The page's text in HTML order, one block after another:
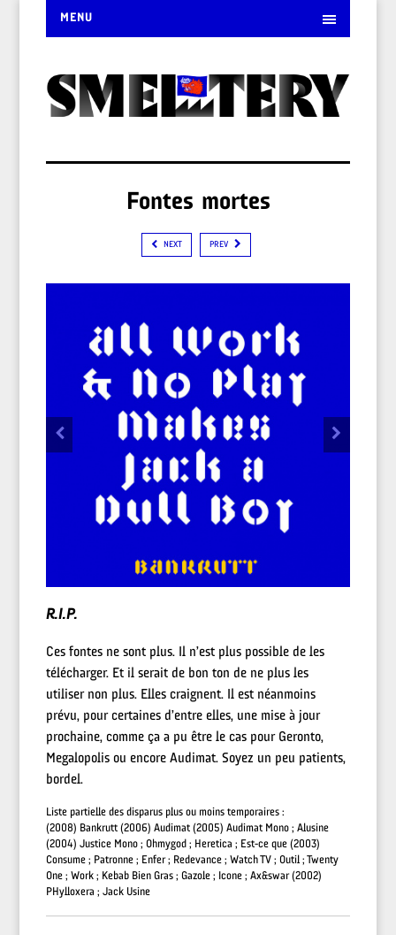
MENU
Fontes mortes
NEXT PREV
R.I.P.
Ces fontes ne sont plus. Il n’est plus possible de les
télécharger. Et il serait de bon ton de ne plus les
utiliser non plus. Elles craignent. Il est néanmoins
prévu, pour certaines d’entre elles, une mise à jour
prochaine, comme ça a pu être le cas pour Geronto,
Megalopolis ou encore Audimat. Soyez un peu patients,
bordel.
Liste partielle des disparus plus ou moins temporaires :
(2008) Bankrutt (2006) Audimat (2005) Audimat Mono ; Alusine
(2004) Justice Mono ; Ohmygod ; Heretica ; Est-ce que (2003)
Consume ; Patronne ; Enfer ; Redevance ; Watch TV ; Outil ; Twenty
One ; Work ; Kebab Bien Gras ; Gazole ; Icone ; Ax&swar (2002)
PHylloxera ; Jack Usine